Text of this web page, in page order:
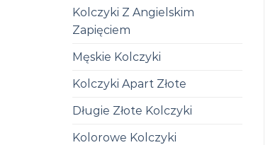
Kolczyki Z Angielskim
Zapięciem
Męskie Kolczyki
Kolczyki Apart Złote
Długie Złote Kolczyki
Kolorowe Kolczyki